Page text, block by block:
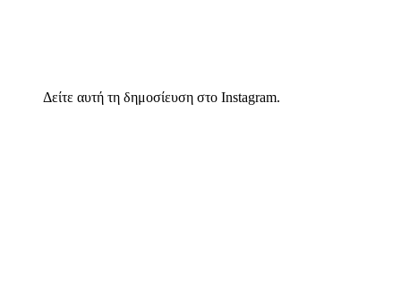
Δείτε αυτή τη δημοσίευση στο Instagram.